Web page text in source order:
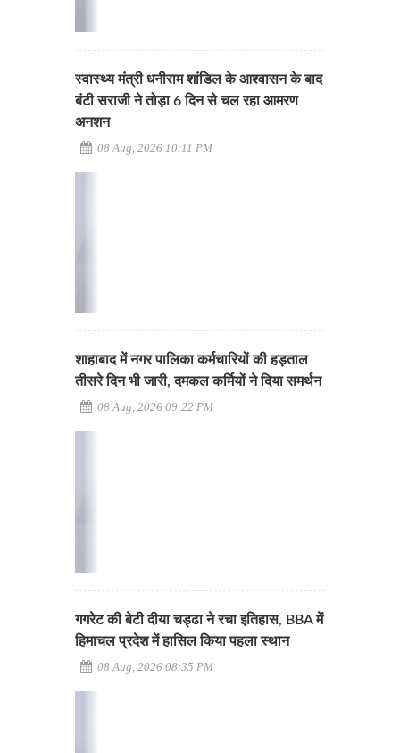
स्वास्थ्य मंत्री धनीराम शांडिल के आश्वासन के बाद
बंटी सराजी ने तोड़ा 6 दिन से चल रहा आमरण
अनशन
08 Aug, 2026 10:11 PM
शाहाबाद में नगर पालिका कर्मचारियों की हड़ताल
तीसरे दिन भी जारी, दमकल कर्मियों ने दिया समर्थन
08 Aug, 2026 09:22 PM
गगरेट की बेटी दीया चड्ढा ने रचा इतिहास, BBA में
हिमाचल प्रदेश में हासिल किया पहला स्थान
08 Aug, 2026 08:35 PM